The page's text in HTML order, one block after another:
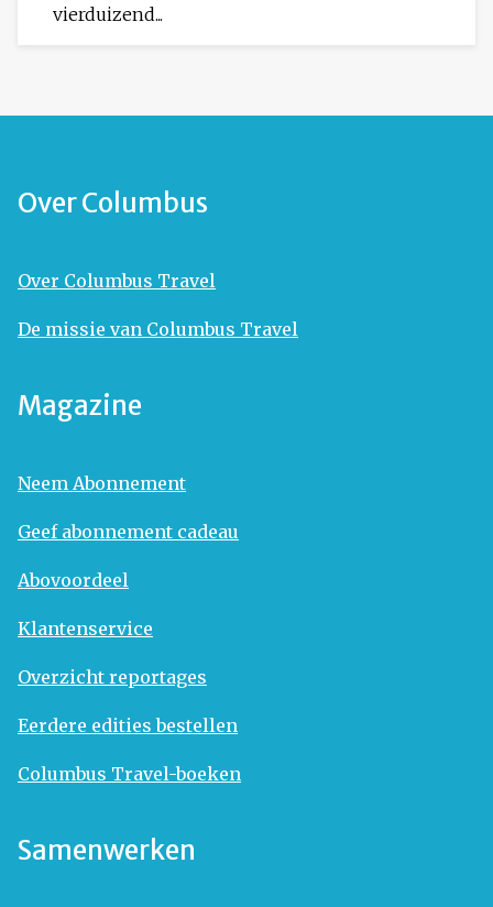
vierduizend...
Over Columbus
Over Columbus Travel
De missie van Columbus Travel
Magazine
Neem Abonnement
Geef abonnement cadeau
Abovoordeel
Klantenservice
Overzicht reportages
Eerdere edities bestellen
Columbus Travel-boeken
Samenwerken